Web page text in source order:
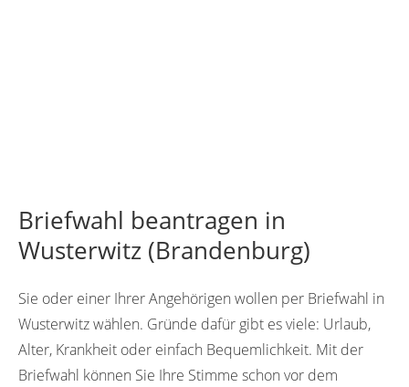
Briefwahl beantragen in
Wusterwitz (Brandenburg)
Sie oder einer Ihrer Angehörigen wollen per Briefwahl in
Wusterwitz wählen. Gründe dafür gibt es viele: Urlaub,
Alter, Krankheit oder einfach Bequemlichkeit. Mit der
Briefwahl können Sie Ihre Stimme schon vor dem